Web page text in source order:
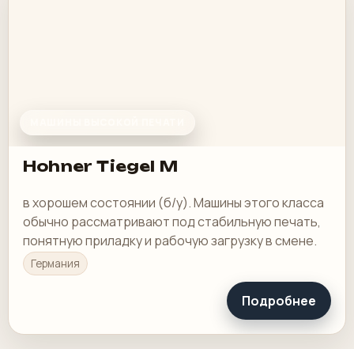
Hohner Tiegel M
в хорошем состоянии (б/у). Машины этого класса
обычно рассматривают под стабильную печать,
понятную приладку и рабочую загрузку в смене.
Германия
Подробнее